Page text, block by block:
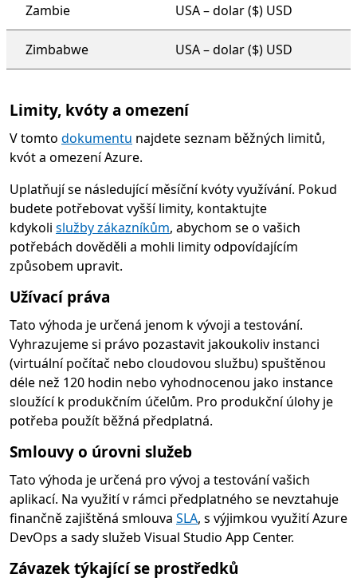
Zambie USA – dolar ($) USD
Zimbabwe USA – dolar ($) USD
Limity, kvóty a omezení
V tomto dokumentu najdete seznam běžných limitů,
kvót a omezení Azure.
Uplatňují se následující měsíční kvóty využívání. Pokud
budete potřebovat vyšší limity, kontaktujte
kdykoli služby zákazníkům, abychom se o vašich
potřebách dověděli a mohli limity odpovídajícím
způsobem upravit.
Užívací práva
Tato výhoda je určená jenom k vývoji a testování.
Vyhrazujeme si právo pozastavit jakoukoliv instanci
(virtuální počítač nebo cloudovou službu) spuštěnou
déle než 120 hodin nebo vyhodnocenou jako instance
sloužící k produkčním účelům. Pro produkční úlohy je
potřeba použít běžná předplatná.
Smlouvy o úrovni služeb
Tato výhoda je určená pro vývoj a testování vašich
aplikací. Na využití v rámci předplatného se nevztahuje
finančně zajištěná smlouva SLA, s výjimkou využití Azure
DevOps a sady služeb Visual Studio App Center.
Závazek týkající se prostředků